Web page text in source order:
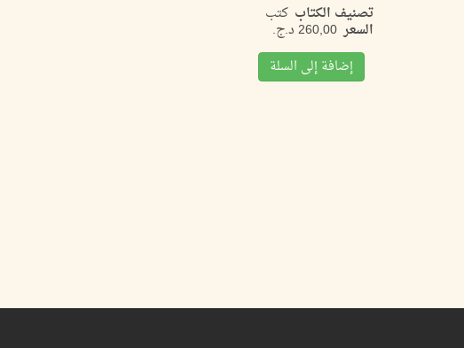
تصنيف الكتاب كتب
السعر
إضافة إلى السلة